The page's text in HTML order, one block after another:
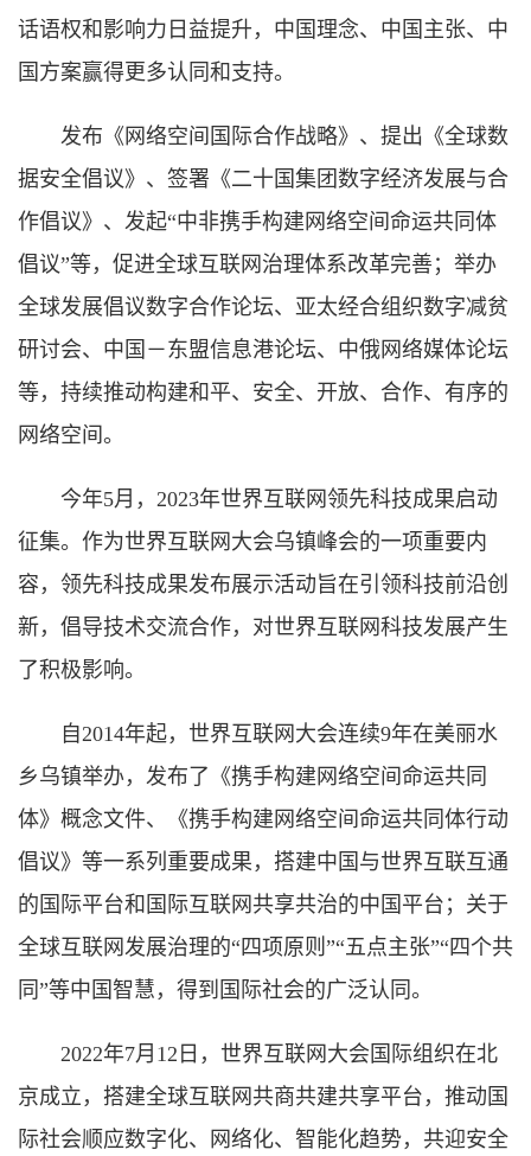
话语权和影响力日益提升，中国理念、中国主张、中
国方案赢得更多认同和支持。
发布《网络空间国际合作战略》、提出《全球数
据安全倡议》、签署《二十国集团数字经济发展与合
作倡议》、发起“中非携手构建网络空间命运共同体
倡议”等，促进全球互联网治理体系改革完善；举办
全球发展倡议数字合作论坛、亚太经合组织数字减贫
研讨会、中国－东盟信息港论坛、中俄网络媒体论坛
等，持续推动构建和平、安全、开放、合作、有序的
网络空间。
今年5月，2023年世界互联网领先科技成果启动
征集。作为世界互联网大会乌镇峰会的一项重要内
容，领先科技成果发布展示活动旨在引领科技前沿创
新，倡导技术交流合作，对世界互联网科技发展产生
了积极影响。
自2014年起，世界互联网大会连续9年在美丽水
乡乌镇举办，发布了《携手构建网络空间命运共同
体》概念文件、《携手构建网络空间命运共同体行动
倡议》等一系列重要成果，搭建中国与世界互联互通
的国际平台和国际互联网共享共治的中国平台；关于
全球互联网发展治理的“四项原则”“五点主张”“四个共
同”等中国智慧，得到国际社会的广泛认同。
2022年7月12日，世界互联网大会国际组织在北
京成立，搭建全球互联网共商共建共享平台，推动国
际社会顺应数字化、网络化、智能化趋势，共迎安全